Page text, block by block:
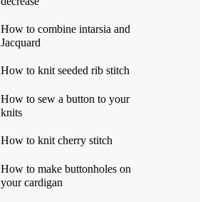
How to combine intarsia and
Jacquard
How to knit seeded rib stitch
How to sew a button to your
knits
How to knit cherry stitch
How to make buttonholes on
your cardigan